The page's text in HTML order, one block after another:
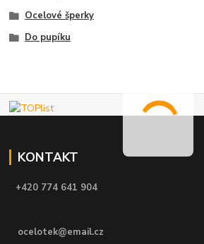
Ocelové šperky
Do pupíku
KONTAKT
+420 774 641 904
ocelotek@email.cz